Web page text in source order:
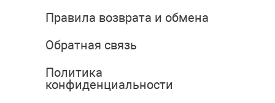
Правила возврата и обмена
Обратная связь
Политика
конфиденциальности